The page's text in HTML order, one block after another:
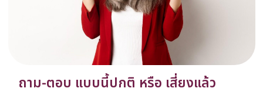
ถาม-ตอบ แบบนี้ปกติ หรือ เสี่ยงแล้ว